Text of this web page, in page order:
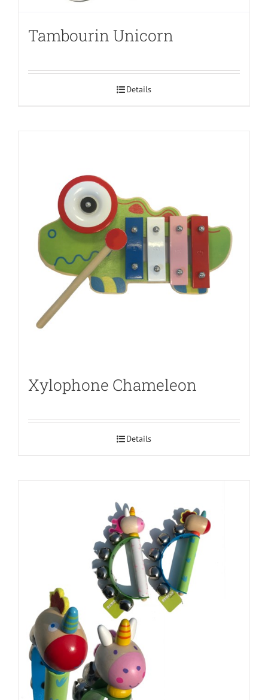
Tambourin Unicorn
Details
Xylophone Chameleon
Details